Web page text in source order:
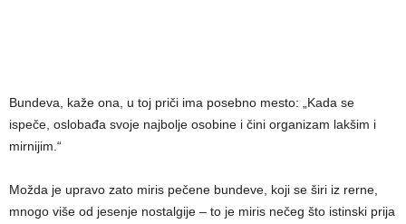
Bundeva, kaže ona, u toj priči ima posebno mesto: „Kada se
ispeče, oslobađa svoje najbolje osobine i čini organizam lakšim i
mirnijim.“
Možda je upravo zato miris pečene bundeve, koji se širi iz rerne,
mnogo više od jesenje nostalgije – to je miris nečeg što istinski prija